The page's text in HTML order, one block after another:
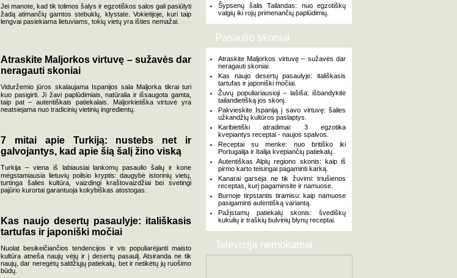
Jei manote, kad tik tolimos šalys ir egzotiškos salos gali pasiūlyti
žadą atimančių gamtos stebuklų, klystate. Vokietijoje, kuri taip
lengvai pasiekiama lietuviams, tokių vietų yra išties nemažai.
Atraskite Maljorkos virtuvę – sužavės dar
neragauti skoniai
Viduržemio jūros skalaujama Ispanijos sala Maljorka tikrai turi
kuo pasigirti. Ji žavi paplūdimiais, natūralia ir išsaugota gamta,
taip pat – autentiškais patiekalais. Maljorkietiška virtuvė yra
neatsiejama nuo tradicinių vietinių ingredientų.
7 mitai apie Turkiją: nustebs net ir
galvojantys, kad apie šią šalį žino viską
Turkija – viena iš labiausiai lankomų pasaulio šalių ir kone
mėgstamiausia lietuvių poilsio kryptis: daugybė istorinių vietų,
turtinga šalies kultūra, vaizdingi kraštovaizdžiai bei svetingi
pajūrio kurortai garantuoja kokybiškas atostogas.
Kas naujo desertų pasaulyje: itališkasis
tartufas ir japoniški močiai
Nuolat besikeičiančios tendencijos ir vis populiarėjanti maisto
kultūra atneša naujų vėjų ir į desertų pasaulį. Atsiranda ne tik
naujų, dar neregėtų saldžiųjų patiekalų, bet ir netikėtų jų ruošimo
būdų.
Šypsenų šalis Tailandas: nuo egzotiškų
valgių iki rojų primenančių paplūdimių.
Pasaulio skoniai
Atraskite Maljorkos virtuvę – sužavės dar
neragauti skoniai.
Kas naujo desertų pasaulyje: itališkasis
tartufas ir japoniški močiai.
Žuvų populiariausioji – lašiša: išbandykite
tailandietišką jos skonį.
Pakvieskite Ispaniją į savo virtuvę: šalies
užkandžių kultūros paslaptys.
Karibietiški atradimai: 3 egzotika
kvepiantys receptai - naujos spalvos.
Receptai su menke: nuo britiško iki
Portugalija ir Italija kvepiančių patiekalų.
Autentiškas Alpių regiono skonis: kaip iš
pirmo karto teisingai pagaminti karką.
Kanarai garsėja ne tik žuvimi: triušienos
receptas, kurį pagaminsite ir namuose.
Burnoje tirpstantis tiramisu: kaip namuose
pasigaminti autentišką variantą.
Pažįstamų patiekalų skonis: švediškų
kukulių ir traškių bulvinių blynų receptai.
Televizija nemokamai